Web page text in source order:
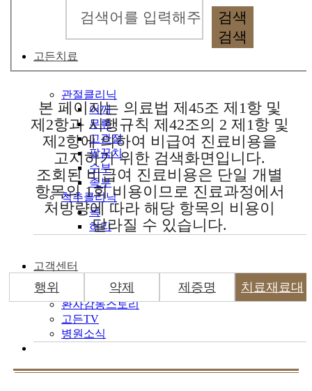
고든치료
관절클리닉
어깨
무릎
고관절
팔꿈치
수부
족부
척추클리닉
목
허리
고객센터
환자감동스토리
고든TV
병원소식
검색
검색
본 페이지는 의료법 제45조 제1항 및
제2항과 시행규칙 제42조의 2 제1항 및
제2항에 의하여 비급여 진료비용을
고지하기 위한 검색화면입니다.
조회된 비급여 진료비용은 단일 개별
항목의 1회 비용이므로 진료과정에서
처방량에 따라 해당 항목의 비용이
달라질 수 있습니다.
행위 약제 제증명 치료재료대